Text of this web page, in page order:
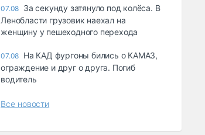
07.08 За секунду затянуло под колёса. В
Ленобласти грузовик наехал на
женщину у пешеходного перехода
07.08 На КАД фургоны бились о КАМАЗ,
ограждение и друг о друга. Погиб
водитель
Все новости